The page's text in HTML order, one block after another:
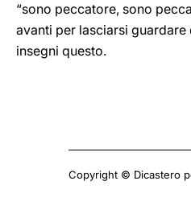
“sono peccatore, sono
avanti per lasciarsi guardare
insegni questo.
Copyright © Dicastero